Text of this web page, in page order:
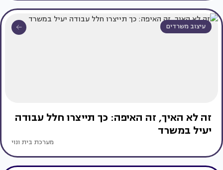
עיצוב משרדים
זה לא האיך, זה האיפה: כך תייצרו חלל עבודה
יעיל במשרד
מערכת בית ונוי